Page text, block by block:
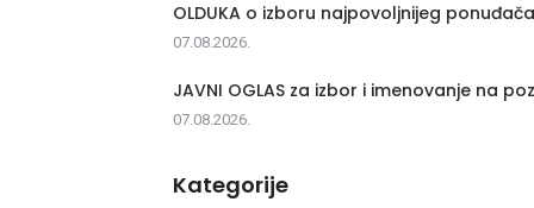
OLDUKA o izboru najpovoljnijeg
07.08.2026.
JAVNI OGLAS za izbor i imenovanje na
07.08.2026.
Kategorije